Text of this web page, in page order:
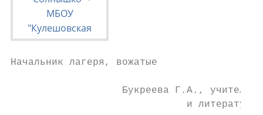
Начальник лагеря, вожатые
Букреева Г.А., учитель
                              и литературы